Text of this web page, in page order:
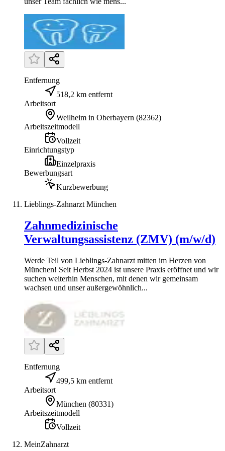
Entfernung
518,2 km entfernt
Arbeitsort
Weilheim in Oberbayern (82362)
Arbeitszeitmodell
Vollzeit
Einrichtungstyp
Einzelpraxis
Bewerbungsart
Kurzbewerbung
Lieblings-Zahnarzt München
Zahnmedizinische
Verwaltungsassistenz (ZMV) (m/w/d)
Werde Teil von Lieblings-Zahnarzt mitten im Herzen von
München! Seit Herbst 2024 ist unsere Praxis eröffnet und wir
suchen weiterhin Menschen, mit denen wir gemeinsam
wachsen und unser außergewöhnlich...
Entfernung
499,5 km entfernt
Arbeitsort
München (80331)
Arbeitszeitmodell
Vollzeit
MeinZahnarzt